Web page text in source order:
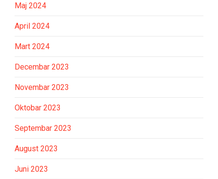
Maj 2024
April 2024
Mart 2024
Decembar 2023
Novembar 2023
Oktobar 2023
Septembar 2023
August 2023
Juni 2023